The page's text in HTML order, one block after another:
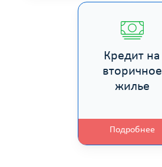
Кредит на
вторичное
жилье
Подробнее